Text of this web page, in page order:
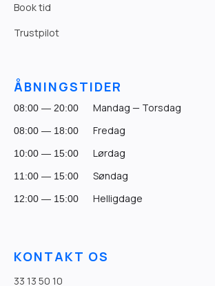
Book tid
Trustpilot
ÅBNINGSTIDER
Mandag — Torsdag
08:00 — 20:00
Fredag
08:00 — 18:00
Lørdag
10:00 — 15:00
Søndag
11:00 — 15:00
Helligdage
12:00 — 15:00
KONTAKT OS
33 13 50 10